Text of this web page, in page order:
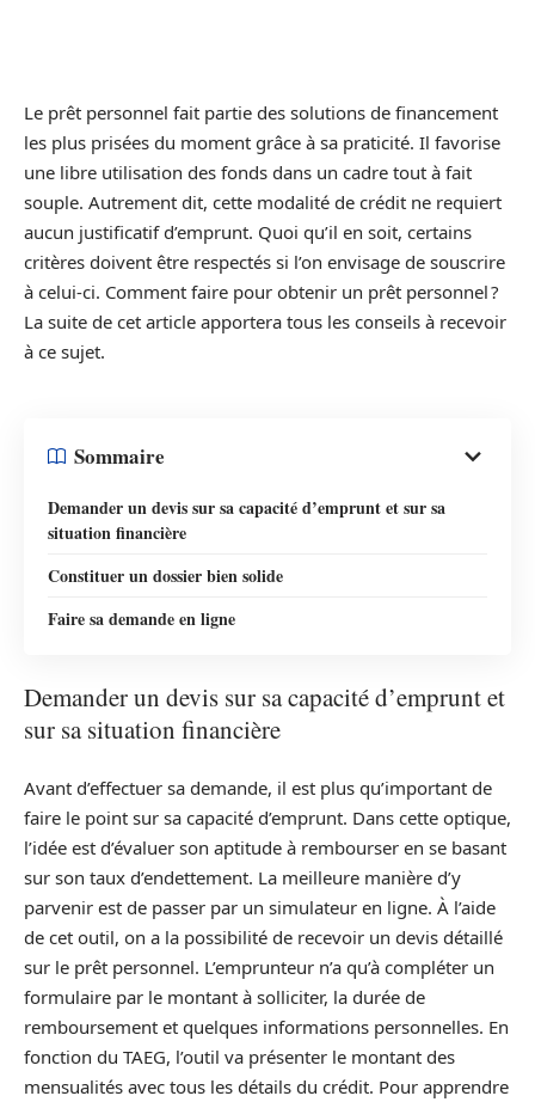
Le prêt personnel fait partie des solutions de financement
les plus prisées du moment grâce à sa praticité. Il favorise
une libre utilisation des fonds dans un cadre tout à fait
souple. Autrement dit, cette modalité de crédit ne requiert
aucun justificatif d’emprunt. Quoi qu’il en soit, certains
critères doivent être respectés si l’on envisage de souscrire
à celui-ci. Comment faire pour obtenir un prêt personnel ?
La suite de cet article apportera tous les conseils à recevoir
à ce sujet.
Sommaire
Demander un devis sur sa capacité d’emprunt et sur sa
situation financière
Constituer un dossier bien solide
Faire sa demande en ligne
Demander un devis sur sa capacité d’emprunt et
sur sa situation financière
Avant d’effectuer sa demande, il est plus qu’important de
faire le point sur sa capacité d’emprunt. Dans cette optique,
l’idée est d’évaluer son aptitude à rembourser en se basant
sur son taux d’endettement. La meilleure manière d’y
parvenir est de passer par un simulateur en ligne. À l’aide
de cet outil, on a la possibilité de recevoir un devis détaillé
sur le prêt personnel. L’emprunteur n’a qu’à compléter un
formulaire par le montant à solliciter, la durée de
remboursement et quelques informations personnelles. En
fonction du TAEG, l’outil va présenter le montant des
mensualités avec tous les détails du crédit. Pour apprendre